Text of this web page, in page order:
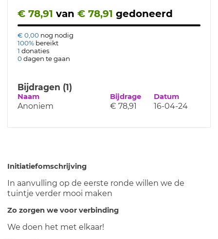
€ 78,91 van € 78,91 gedoneerd
€ 0,00 nog nodig
100% bereikt
1 donaties
0dagen te gaan
Bijdragen (1)
Naam Bijdrage Datum
Anoniem € 78,91 16-04-24
Initiatiefomschrijving
In aanvulling op de eerste ronde willen we de
tuintje verder mooi maken
Zo zorgen we voor verbinding
We doen het met elkaar!